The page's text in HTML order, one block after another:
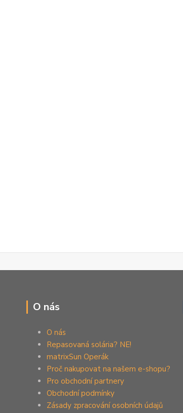
O nás
O nás
Repasovaná solária? NE!
matrixSun Operák
Proč nakupovat na našem e-shopu?
Pro obchodní partnery
Obchodní podmínky
Zásady zpracování osobních údajů